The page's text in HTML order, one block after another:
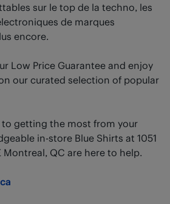
sur le top de la techno, les
de marques
encore.
Low Price Guarantee and enjoy
our curated selection of popular
getting the most from your
in-store Blue Shirts at 1051
Montreal, QC are here to help.